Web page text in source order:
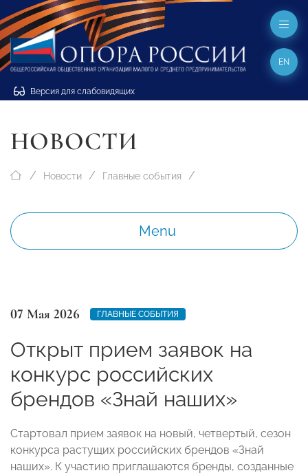
Версия для слабовидящих
EN
НОВОСТИ
Новости Главные события
Menu
07 Мая 2026 ГЛАВНЫЕ СОБЫТИЯ
Открыт прием заявок на
конкурс российских
брендов «Знай наших»
Стартовал прием заявок на новый, четвертый, сезон
конкурса растущих российских брендов «Знай
наших». К участию приглашаются бренды, созданные